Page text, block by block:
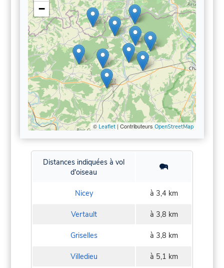
−
© Leaflet| Contributeurs OpenStreetMap
Distances indiquées à vol
d'oiseau
Nicey à 3,4 km
Vertault à 3,8 km
Griselles à 3,8 km
Villedieu à 5,1 km